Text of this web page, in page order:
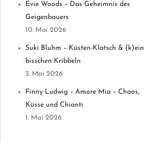
Evie Woods – Das Geheimnis des
Geigenbauers
10. Mai 2026
Suki Bluhm – Küsten-Klatsch & (k)ein
bisschen Kribbeln
3. Mai 2026
Finny Ludwig – Amore Mia – Chaos,
Küsse und Chianti
1. Mai 2026